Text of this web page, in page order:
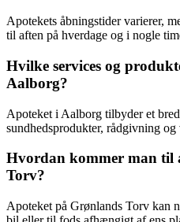
Apotekets åbningstider varierer,
til aften på hverdage og i nogle
Hvilke services og
Aalborg?
Apoteket i Aalborg tilbyder et
sundhedsprodukter, rådgivning og
Hvordan kommer man til
Torv?
Apoteket på Grønlands Torv kan